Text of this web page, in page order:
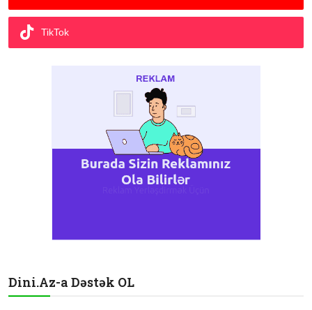
TikTok
Dini.Az-a Dəstək OL